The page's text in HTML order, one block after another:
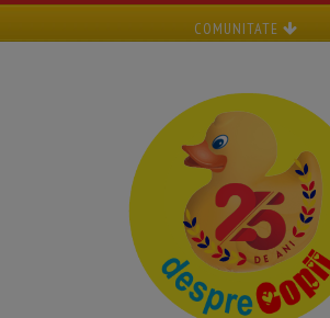
COMUNITATE